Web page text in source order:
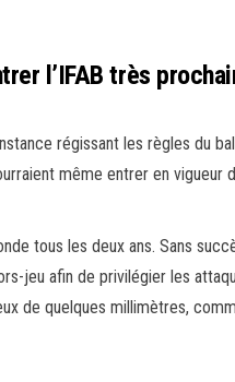
l’IFAB très
régissant les règles du
même entrer en vigueur
tous les deux ans. Sans
jeu afin de privilégier les
de quelques millimètres,